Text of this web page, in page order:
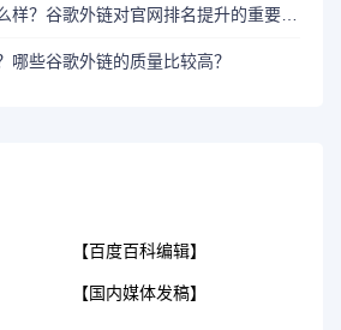
维基百科外链怎么样？谷歌外链对官网排名提升的重要作用？
哪些谷歌外链的质量比较高？
【百度百科编辑】
【国内媒体发稿】